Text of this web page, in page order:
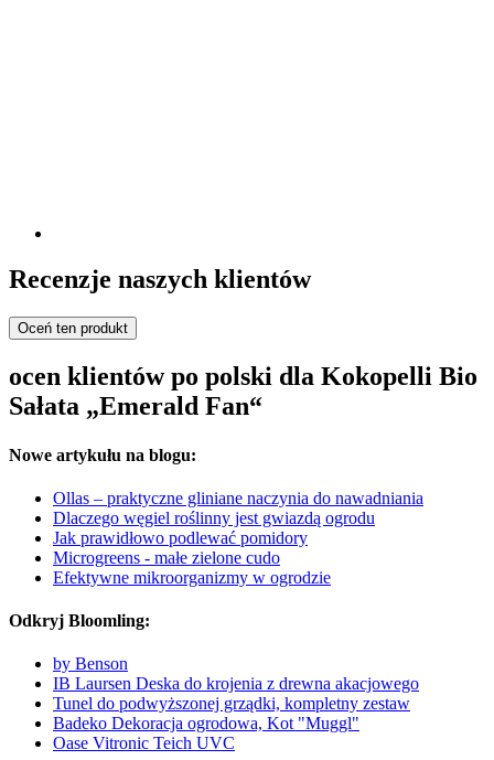
Recenzje naszych klientów
Oceń ten produkt
ocen klientów po polski dla Kokopelli Bio
Sałata „Emerald Fan“
Nowe artykułu na blogu:
Ollas – praktyczne gliniane naczynia do nawadniania
Dlaczego węgiel roślinny jest gwiazdą ogrodu
Jak prawidłowo podlewać pomidory
Microgreens - małe zielone cudo
Efektywne mikroorganizmy w ogrodzie
Odkryj Bloomling:
by Benson
IB Laursen Deska do krojenia z drewna akacjowego
Tunel do podwyższonej grządki, kompletny zestaw
Badeko Dekoracja ogrodowa, Kot "Muggl"
Oase Vitronic Teich UVC